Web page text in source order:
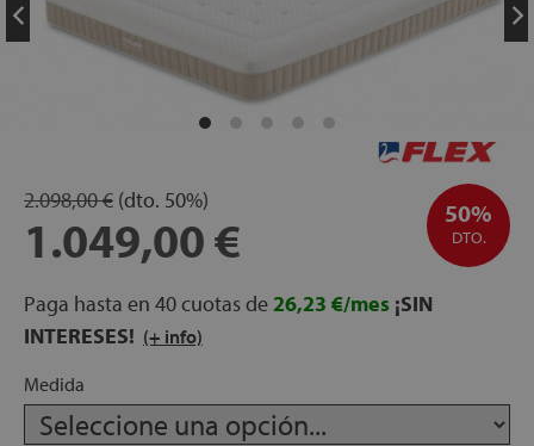
50%
DTO.
2.098,00 € (dto. 50%)
1.049,00 €
Paga hasta en 40 cuotas de26,23 €/mes ¡SIN
INTERESES! (+ info)
Medida